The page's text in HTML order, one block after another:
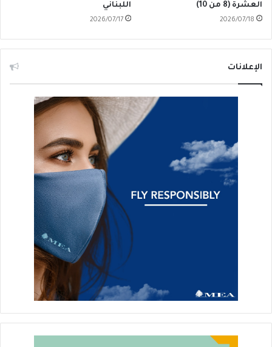
العشرة (8 من 10)
2026/07/18
اللبناني
2026/07/17
الإعلانات